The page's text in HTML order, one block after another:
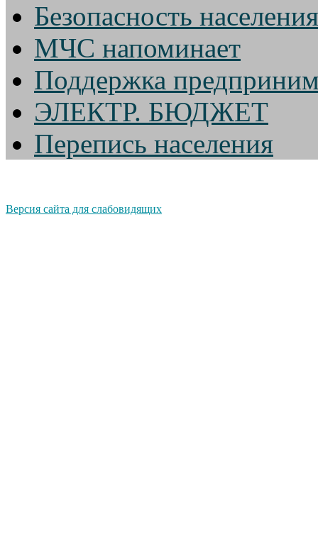
Безопасность населения
МЧС напоминает
Поддержка
ЭЛЕКТР. БЮДЖЕТ
Перепись населения
Версия сайта для слабовидящих